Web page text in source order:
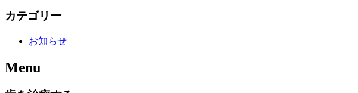
カテゴリー
お知らせ
Menu